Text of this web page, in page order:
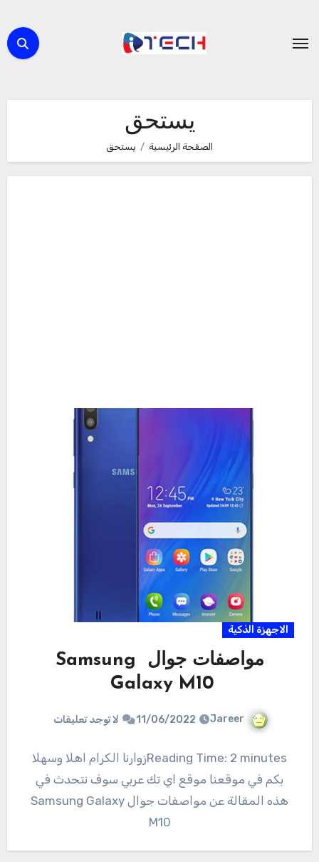
المحتوى
يستحق
الصفحة الرئيسية يستحق
الاجهزة الذكية
مواصفات جوال Samsung
Galaxy M10
Jareer
11/06/2022 لا توجد تعليقات
Reading Time: 2 minutesزوارنا الكرام اهلا وسهلا
بكم في موقعنا موقع اي تك عربي سوف نتحدث في
هذه المقالة عن مواصفات جوال Samsung Galaxy
M10